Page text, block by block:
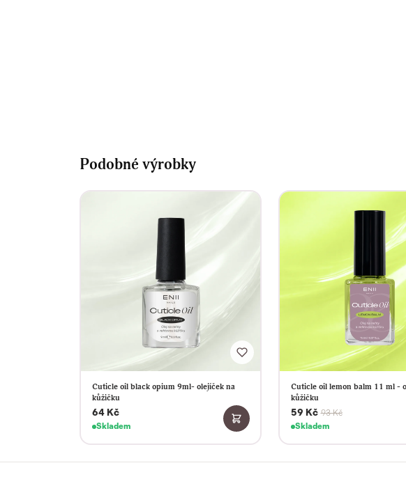
Podobné výrobky
Cuticle oil black opium 9ml- olejíček na
kůžičku
64 Kč
Skladem
Cuticle oil lemon balm 11 ml -
kůžičku
59 Kč 93 Kč
Skladem